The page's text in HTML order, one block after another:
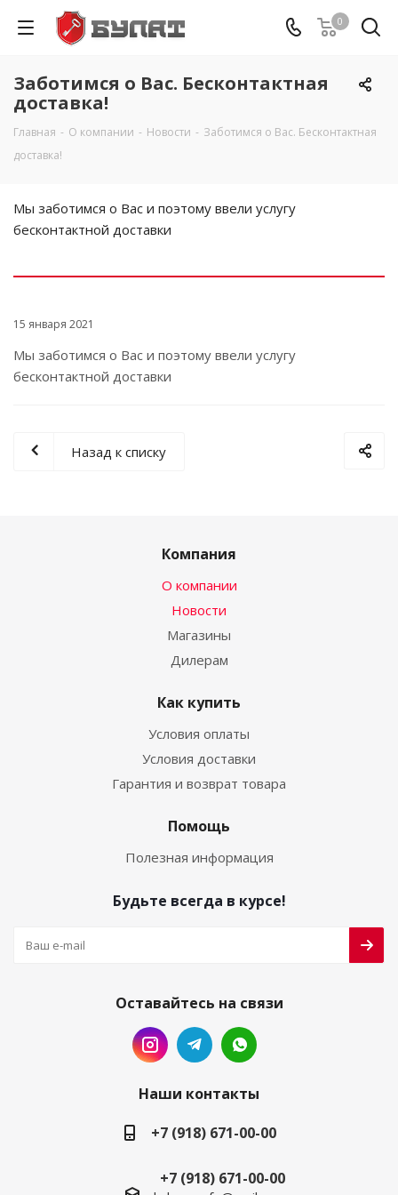
0
Заботимся о Вас. Бесконтактная
доставка!
Главная - О компании - Новости - Заботимся о Вас. Бесконтактная
доставка!
Мы заботимся о Вас и поэтому ввели услугу
бесконтактной доставки
15 января 2021
Мы заботимся о Вас и поэтому ввели услугу
бесконтактной доставки
Назад к списку
Компания
О компании
Новости
Магазины
Дилерам
Как купить
Условия оплаты
Условия доставки
Гарантия и возврат товара
Помощь
Полезная информация
Будьте всегда в курсе!
Оставайтесь на связи
Наши контакты
+7 (918) 671-00-00
+7 (918) 671-00-00